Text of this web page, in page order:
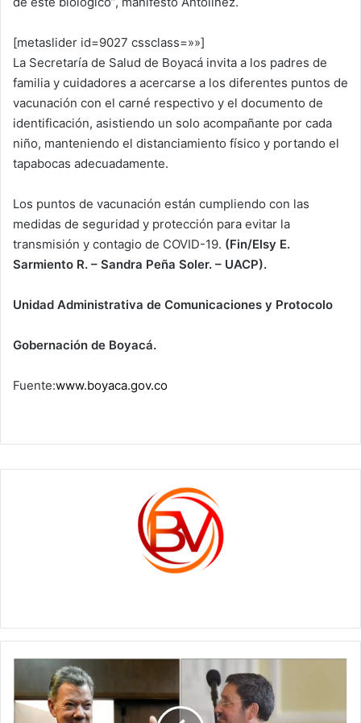
[metaslider id=9027 cssclass=»»]
La Secretaría de Salud de Boyacá invita a los padres de
familia y cuidadores a acercarse a los diferentes puntos de
vacunación con el carné respectivo y el documento de
identificación, asistiendo un solo acompañante por cada
niño, manteniendo el distanciamiento físico y portando el
tapabocas adecuadamente.
Los puntos de vacunación están cumpliendo con las
medidas de seguridad y protección para evitar la
transmisión y contagio de COVID-19. (Fin/Elsy E.
Sarmiento R. – Sandra Peña Soler. – UACP).
Unidad Administrativa de Comunicaciones y Protocolo
Gobernación de Boyacá.
Fuente:www.boyaca.gov.co
Santos